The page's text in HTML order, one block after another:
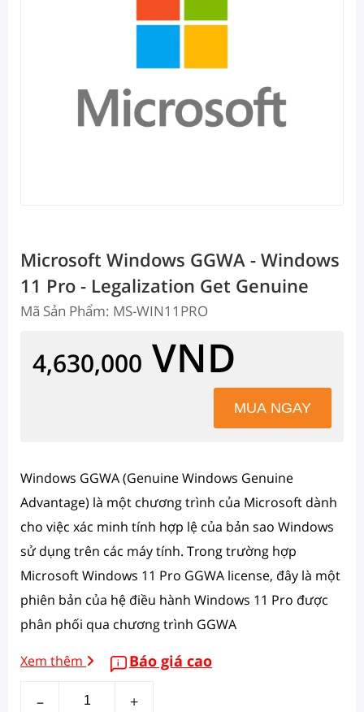
Microsoft Windows GGWA - Windows
11 Pro - Legalization Get Genuine
Mã Sản Phẩm: MS-WIN11PRO
4,630,000 VND
Windows GGWA (Genuine Windows Genuine
Advantage) là một chương trình của Microsoft dành
cho việc xác minh tính hợp lệ của bản sao Windows
sử dụng trên các máy tính. Trong trường hợp
Microsoft Windows 11 Pro GGWA license, đây là một
phiên bản của hệ điều hành Windows 11 Pro được
phân phối qua chương trình GGWA
Xem thêm Báo giá cao
– +